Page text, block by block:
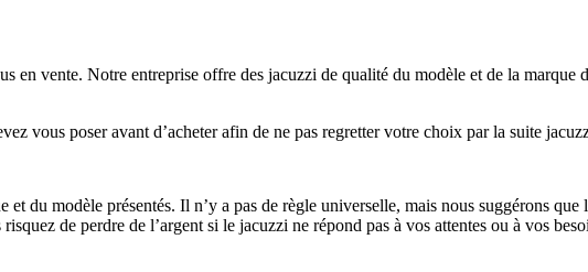
en vente. Notre entreprise offre des jacuzzi de qualité du modèle et de la
vous poser avant d’acheter afin de ne pas regretter votre choix par la suite
du modèle présentés. Il n’y a pas de règle universelle, mais nous suggérons
de perdre de l’argent si le jacuzzi ne répond pas à vos attentes ou à vos